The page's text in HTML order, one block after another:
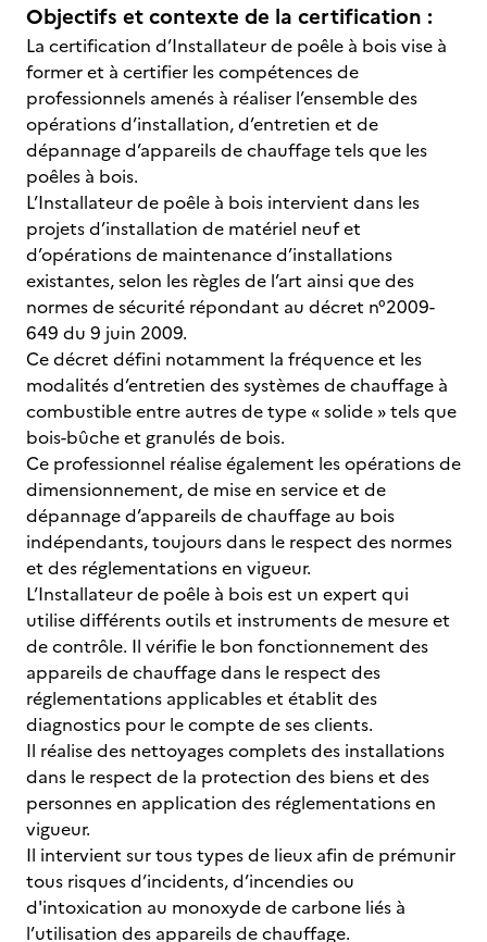
Objectifs et contexte de la certification :
La certification d’Installateur de poêle à bois vise à
former et à certifier les compétences de
professionnels amenés à réaliser l’ensemble des
opérations d’installation, d’entretien et de
dépannage d’appareils de chauffage tels que les
poêles à bois.
L’Installateur de poêle à bois intervient dans les
projets d’installation de matériel neuf et
d’opérations de maintenance d’installations
existantes, selon les règles de l’art ainsi que des
normes de sécurité répondant au décret n°2009-
649 du 9 juin 2009.
Ce décret défini notamment la fréquence et les
modalités d’entretien des systèmes de chauffage à
combustible entre autres de type « solide » tels que
bois-bûche et granulés de bois.
Ce professionnel réalise également les opérations de
dimensionnement, de mise en service et de
dépannage d’appareils de chauffage au bois
indépendants, toujours dans le respect des normes
et des réglementations en vigueur.
L’Installateur de poêle à bois est un expert qui
utilise différents outils et instruments de mesure et
de contrôle. Il vérifie le bon fonctionnement des
appareils de chauffage dans le respect des
réglementations applicables et établit des
diagnostics pour le compte de ses clients.
Il réalise des nettoyages complets des installations
dans le respect de la protection des biens et des
personnes en application des réglementations en
vigueur.
Il intervient sur tous types de lieux afin de prémunir
tous risques d’incidents, d’incendies ou
d'intoxication au monoxyde de carbone liés à
l’utilisation des appareils de chauffage.